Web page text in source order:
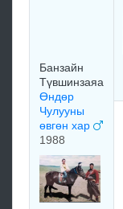
Банзайн
Түвшинзаяа
Өндөр
Чулууны
өвгөн хар
1988